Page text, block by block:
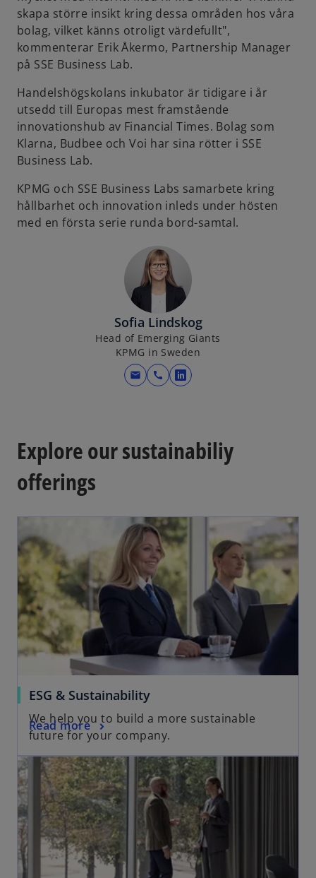
skapa större insikt kring dessa områden hos våra
bolag, vilket känns otroligt värdefullt",
kommenterar Erik Åkermo, Partnership Manager
på SSE Business Lab.
Handelshögskolans inkubator är tidigare i år
utsedd till Europas mest framstående
innovationshub av Financial Times. Bolag som
Klarna, Budbee och Voi har sina rötter i SSE
Business Lab.
KPMG och SSE Business Labs samarbete kring
hållbarhet och innovation inleds under hösten
med en första serie runda bord-samtal.
Sofia Lindskog
Head of Emerging Giants
KPMG in Sweden
mail call
o
s
n
e
w
t
b
Explore our sustainabiliy
offerings
ESG & Sustainability
We help you to build a more sustainable
future for your company.
Read more